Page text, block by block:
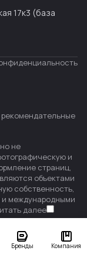
Бренды Компания
17к3 (база
рекомендательные
не
и
страниц,
объектами
собственность,
международными
далее